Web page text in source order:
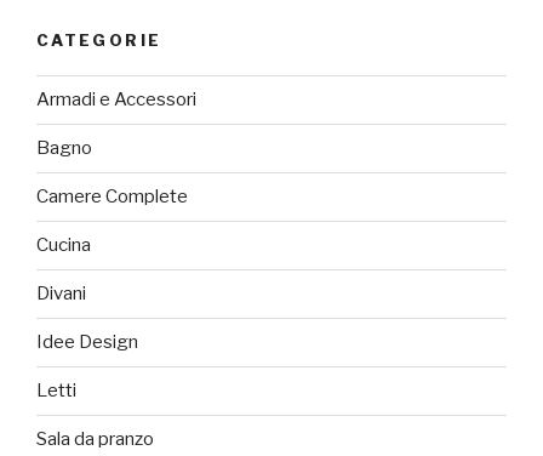
CATEGORIE
Armadi e Accessori
Bagno
Camere Complete
Cucina
Divani
Idee Design
Letti
Sala da pranzo